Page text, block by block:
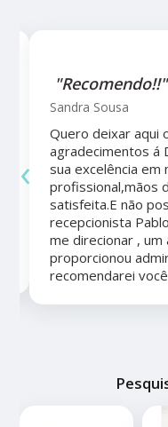
"Recomendo!!"
Sandra Sousa
Quero deixar aqui
agradecimentos á
sua excelência
profissional,mãos
satisfeita.E não
recepcionista
me direcionar ,
proporcionou
recomendarei
‹